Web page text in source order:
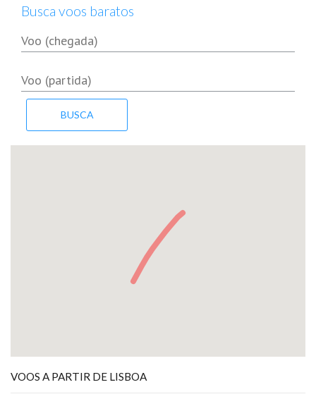
Busca voos baratos
VOOS A PARTIR DE LISBOA